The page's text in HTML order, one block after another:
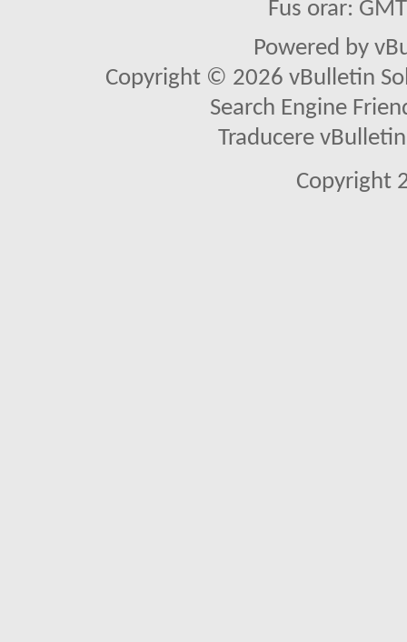
Fus orar:
Powered by
Copyright © 2026 vBulletin
Search Engine
Traducere
Copyright